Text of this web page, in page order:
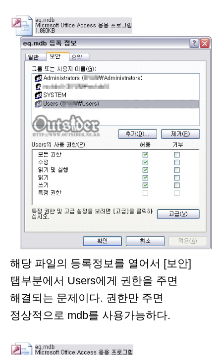
해당 파일의 등록정보를 열어서 [보안]
탭부분에서 Users에게 권한을 주면
해결되는 문제이다. 권한만 주면
정상적으로 mdb를 사용가능하다.